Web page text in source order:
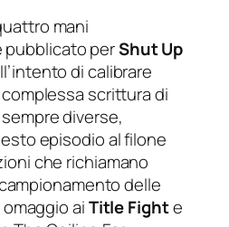
mani
perShut Up
di calibrare
scrittura di
diverse,
episodio al filone
che richiamano
delle
aiTitle Fighte